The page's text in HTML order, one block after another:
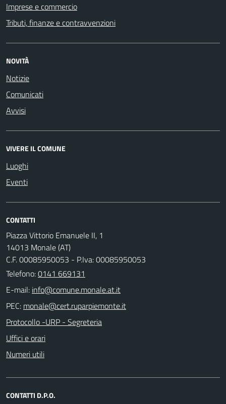
Imprese e commercio
Tributi, finanze e contravvenzioni
NOVITÀ
Notizie
Comunicati
Avvisi
VIVERE IL COMUNE
Luoghi
Eventi
CONTATTI
Piazza Vittorio Emanuele II, 1
14013 Monale (AT)
C.F. 00085950053 - P.Iva: 00085950053
Telefono:0141 669131
E-mail:
PEC:
Protocollo -URP - Segreteria
Uffici e orari
Numeri utili
CONTATTI D.P.O.